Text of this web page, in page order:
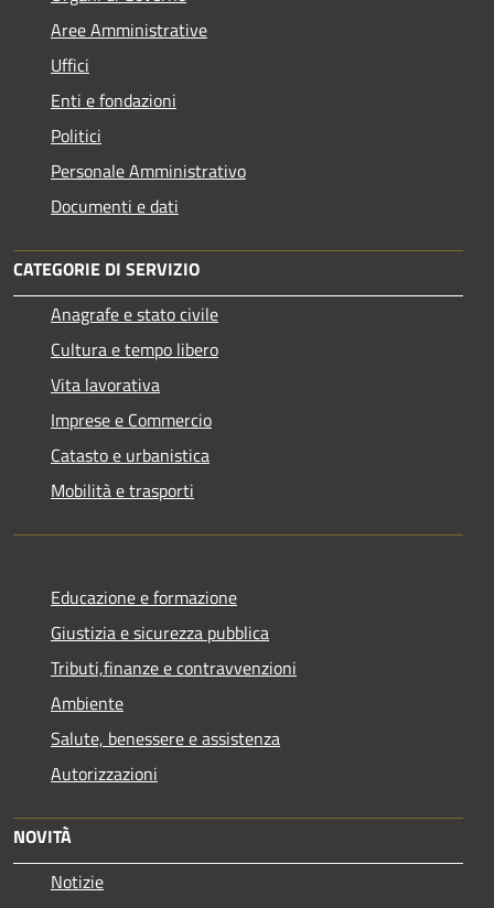
Aree Amministrative
Uffici
Enti e fondazioni
Politici
Personale Amministrativo
Documenti e dati
CATEGORIE DI SERVIZIO
Anagrafe e stato civile
Cultura e tempo libero
Vita lavorativa
Imprese e Commercio
Catasto e urbanistica
Mobilità e trasporti
Educazione e formazione
Giustizia e sicurezza pubblica
Tributi,finanze e contravvenzioni
Ambiente
Salute, benessere e assistenza
Autorizzazioni
NOVITÀ
Notizie